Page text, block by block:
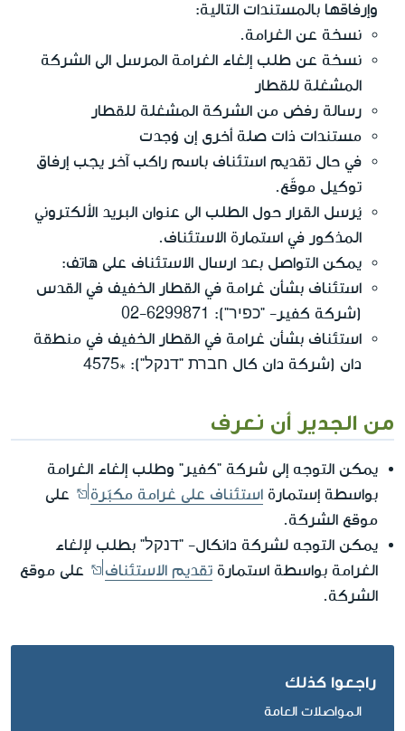
وإرفاقها بالمستندات التالية:
نسخة عن الغرامة.
نسخة عن طلب إلغاء الغرامة المرسل الى الشركة
المشغلة للقطار
رسالة رفض من الشركة المشغلة للقطار
مستندات ذات صلة أخرى إن وُجدت
في حال تقديم استئناف باسم راكب آخر يجب إرفاق
توكيل موقّع.
يُرسل القرار حول الطلب الى عنوان البريد الألكتروني
المذكور في استمارة الاستئناف.
يمكن التواصل بعد ارسال الاستئناف على هاتف:
استئناف بشأن غرامة في القطار الخفيف في القدس
(شركة كفير- "כפיר"): 02-6299871
استئناف بشأن غرامة في القطار الخفيف في منطقة
دان (شركة دان كال חברת "דנקל"): *4575
من الجدير أن نعرف
يمكن التوجه إلى شركة "كفير" وطلب إلغاء الغرامة
بواسطة إستمارة استئناف على غرامة مكبّرة
على
موقع الشركة.
يمكن التوجه لشركة دانكال- "דנקל" بطلب لإلغاء
الغرامة بواسطة استمارة تقديم الاستئناف
على موقع
الشركة.
راجعوا كذلك
المواصلات العامة